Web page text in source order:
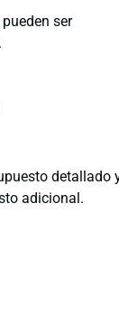
ser
detallado
adicional.